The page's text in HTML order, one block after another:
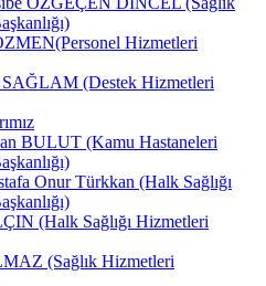
Hizmetleri
SAĞLAM (Destek Hizmetleri
BULUT (Kamu Hastaneleri
Onur Türkkan (Halk Sağlığı
(Halk Sağlığı Hizmetleri
(Sağlık Hizmetleri